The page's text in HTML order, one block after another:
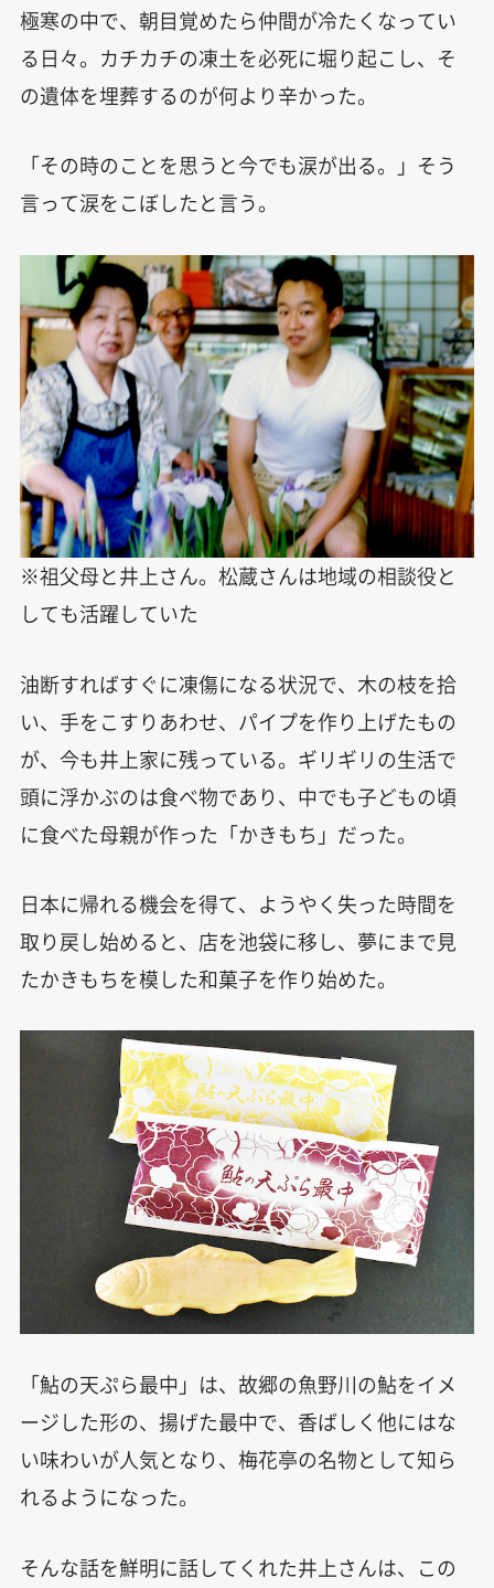
極寒の中で、朝目覚めたら仲間が冷たくなってい
る日々。カチカチの凍土を必死に堀り起こし、そ
の遺体を埋葬するのが何より辛かった。
「その時のことを思うと今でも涙が出る。」そう
言って涙をこぼしたと言う。
※祖父母と井上さん。松蔵さんは地域の相談役と
しても活躍していた
油断すればすぐに凍傷になる状況で、木の枝を拾
い、手をこすりあわせ、パイプを作り上げたもの
が、今も井上家に残っている。ギリギリの生活で
頭に浮かぶのは食べ物であり、中でも子どもの頃
に食べた母親が作った「かきもち」だった。
日本に帰れる機会を得て、ようやく失った時間を
取り戻し始めると、店を池袋に移し、夢にまで見
たかきもちを模した和菓子を作り始めた。
「鮎の天ぷら最中」は、故郷の魚野川の鮎をイメ
ージした形の、揚げた最中で、香ばしく他にはな
い味わいが人気となり、梅花亭の名物として知ら
れるようになった。
そんな話を鮮明に話してくれた井上さんは、この